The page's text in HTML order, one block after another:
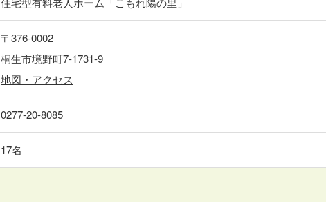
〒376-0002
桐生市境野町7-1731-9
地図・アクセス
0277-20-8085
17名